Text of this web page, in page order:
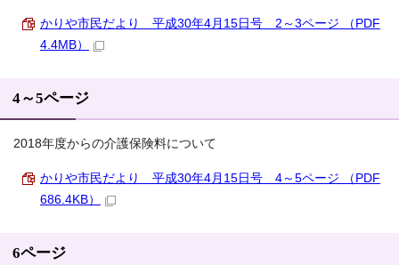
かりや市民だより 平成30年4月15日号 2～3ページ （PDF
4.4MB）
4～5ページ
2018年度からの介護保険料について
かりや市民だより 平成30年4月15日号 4～5ページ （PDF
686.4KB）
6ページ